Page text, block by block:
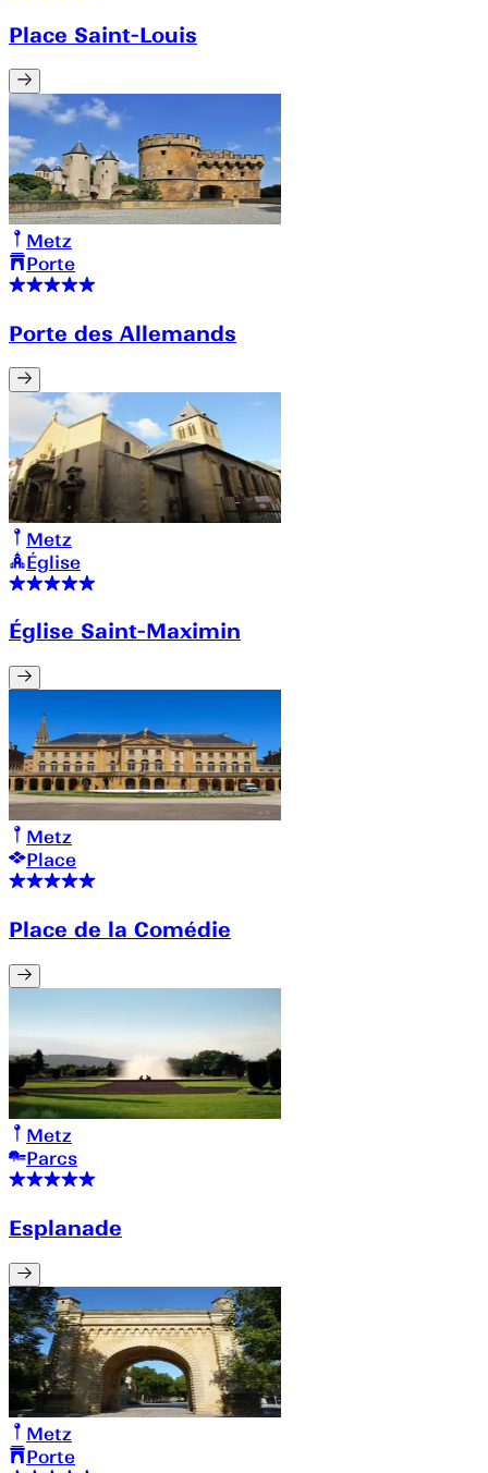
Place Saint-Louis
Metz
Porte
Porte des Allemands
Metz
Église
Église Saint-Maximin
Metz
Place
Place de la Comédie
Metz
Parcs
Esplanade
Metz
Porte